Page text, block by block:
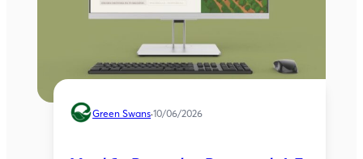
Green Swans·10/06/2026